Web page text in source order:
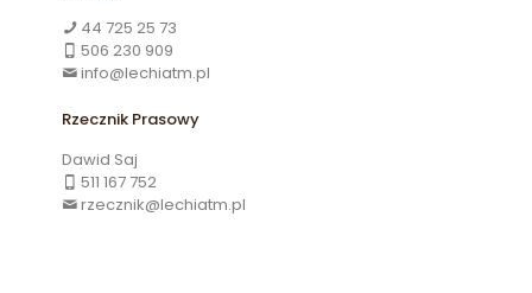
44 725 25 73
506 230 909
info@lechiatm.pl
Rzecznik Prasowy
Dawid Saj
511 167 752
rzecznik@lechiatm.pl